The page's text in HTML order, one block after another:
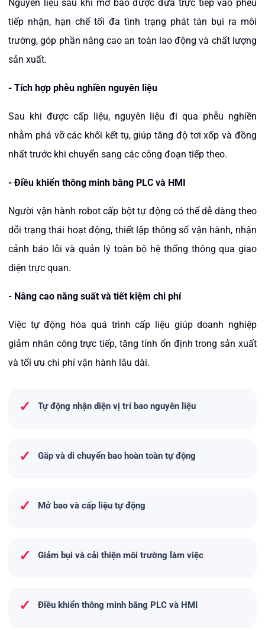
Nguyên liệu sau khi mở bao được đưa trực tiếp vào phễu
tiếp nhận, hạn chế tối đa tình trạng phát tán bụi ra môi
trường, góp phần nâng cao an toàn lao động và chất lượng
sản xuất.
- Tích hợp phễu nghiền nguyên liệu
Sau khi được cấp liệu, nguyên liệu đi qua phễu nghiền
nhằm phá vỡ các khối kết tụ, giúp tăng độ tơi xốp và đồng
nhất trước khi chuyển sang các công đoạn tiếp theo.
- Điều khiển thông minh bằng PLC và HMI
Người vận hành robot cấp bột tự động có thể dễ dàng theo
dõi trạng thái hoạt động, thiết lập thông số vận hành, nhận
cảnh báo lỗi và quản lý toàn bộ hệ thống thông qua giao
diện trực quan.
- Nâng cao năng suất và tiết kiệm chi phí
Việc tự động hóa quá trình cấp liệu giúp doanh nghiệp
giảm nhân công trực tiếp, tăng tính ổn định trong sản xuất
và tối ưu chi phí vận hành lâu dài.
✓ Tự động nhận diện vị trí bao nguyên liệu
✓ Gắp và di chuyển bao hoàn toàn tự động
✓ Mở bao và cấp liệu tự động
✓ Giảm bụi và cải thiện môi trường làm việc
✓ Điều khiển thông minh bằng PLC và HMI